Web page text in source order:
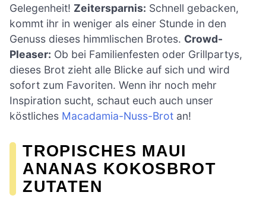
Gelegenheit! Zeitersparnis: Schnell gebacken,
kommt ihr in weniger als einer Stunde in den
Genuss dieses himmlischen Brotes. Crowd-
Pleaser: Ob bei Familienfesten oder Grillpartys,
dieses Brot zieht alle Blicke auf sich und wird
sofort zum Favoriten. Wenn ihr noch mehr
Inspiration sucht, schaut euch auch unser
köstliches Macadamia-Nuss-Brot an!
TROPISCHES MAUI
ANANAS KOKOSBROT
ZUTATEN